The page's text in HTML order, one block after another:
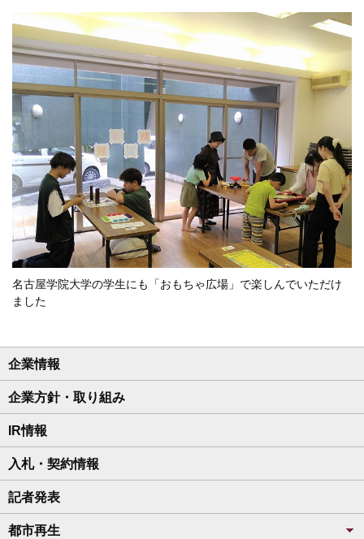
名古屋学院大学の学生にも「おもちゃ広場」で楽しんでいただけ
ました
企業情報
企業方針・取り組み
IR情報
入札・契約情報
記者発表
都市再生